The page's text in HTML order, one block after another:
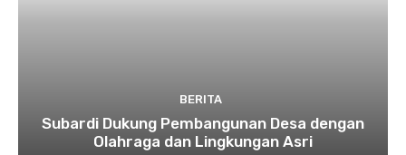
BERITA
Subardi Dukung Pembangunan Desa dengan
Olahraga dan Lingkungan Asri